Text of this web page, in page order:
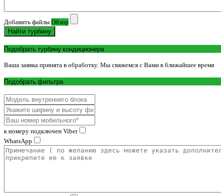
Добавить файлы Обзор
Найти турбину
Подобрать турбину кондиционера
Ваша заявка принята в обработку. Мы свяжемся с Вами в ближайшее время
Подобрать фильтра
к номеру подключен Viber
WhatsApp